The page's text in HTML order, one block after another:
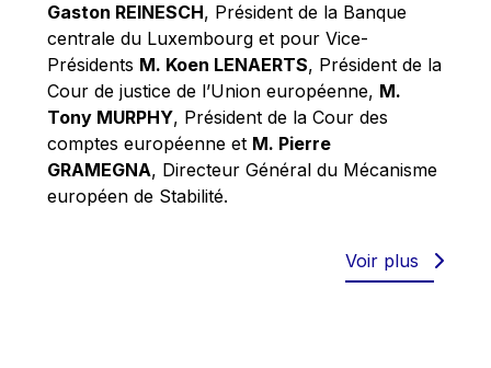
Patrizia Nanz
Philippe Maystadt
Pierre Gramegna
Richard Pelly
Robert Goebbels
Robert REYNDERS
Gaston REINESCH, Président de la Banque
centrale du Luxembourg et pour Vice-
Présidents M. Koen LENAERTS, Président de la
Cour de justice de l’Union européenne, M.
Tony MURPHY, Président de la Cour des
comptes européenne et M. Pierre
GRAMEGNA, Directeur Général du Mécanisme
européen de Stabilité.
Voir plus